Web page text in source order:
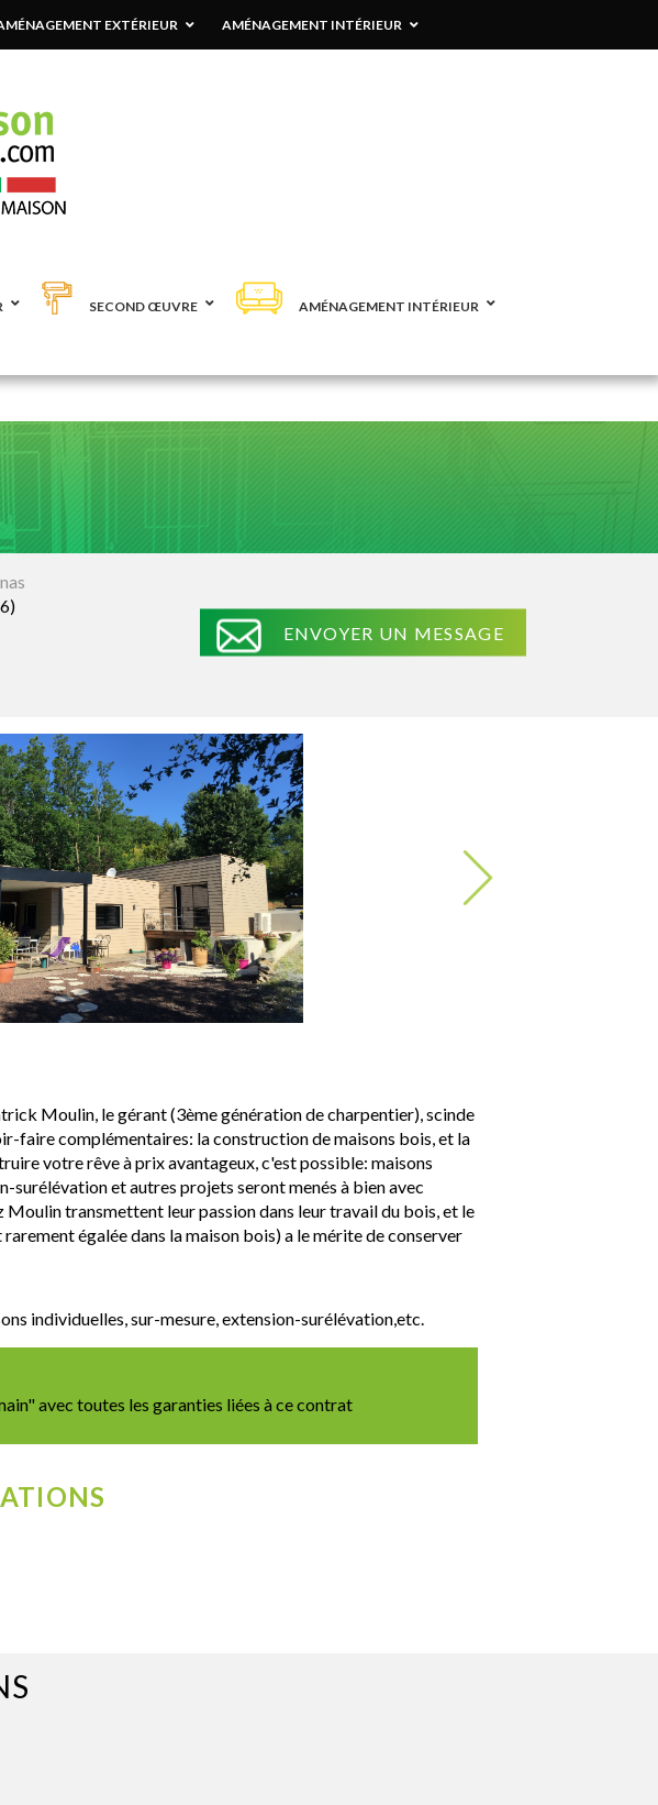
EXTÉRIEUR AMÉNAGEMENT INTÉRIEUR
SECOND ŒUVRE AMÉNAGEMENT INTÉRIEUR
ENVOYER UN MESSAGE
Moulin, le gérant (3ème génération de charpentier), scinde
faire complémentaires: la construction de maisons bois, et la
votre rêve à prix avantageux, c'est possible: maisons
surélévation et autres projets seront menés à bien avec
Moulin transmettent leur passion dans leur travail du bois, et le
égalée dans la maison bois) a le mérite de conserver
individuelles, sur-mesure, extension-surélévation,etc.
avec toutes les garanties liées à ce contrat